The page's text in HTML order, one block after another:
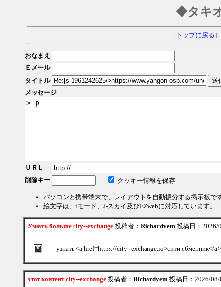
◆タキ
[トップに戻る] [
おなまえ
Ｅメール
タイトル
メッセージ
ＵＲＬ
削除キー
クッキー情報を保存
パソコンと携帯端末で、レイアウトを自動振分する掲示板で
絵文字は、iモード、J-スカイ及びEZwebに対応しています。
Узнать больше city--exchange 投稿者： Richardvem 投稿日：2026/
узнать <a href=https://city--exchange.io>сити обменник</a>
этот контент city--exchange 投稿者： Richardvem 投稿日：2026/